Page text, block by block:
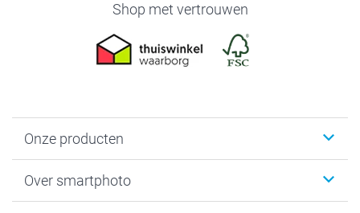
Shop met vertrouwen
Onze producten
Fotoboeken
Over smartphoto